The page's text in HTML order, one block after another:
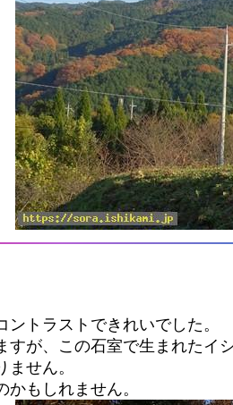
トラストできれいでした。
が、この石室で生まれたイ
せん。
もしれません。